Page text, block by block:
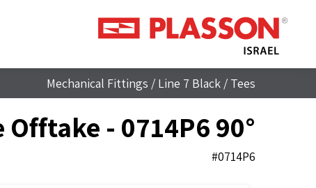
Mechanical Fittings / Line 7 Black / Tees
90° Slip Tee with Threaded Female Offtake - 0714P6
#0714P6